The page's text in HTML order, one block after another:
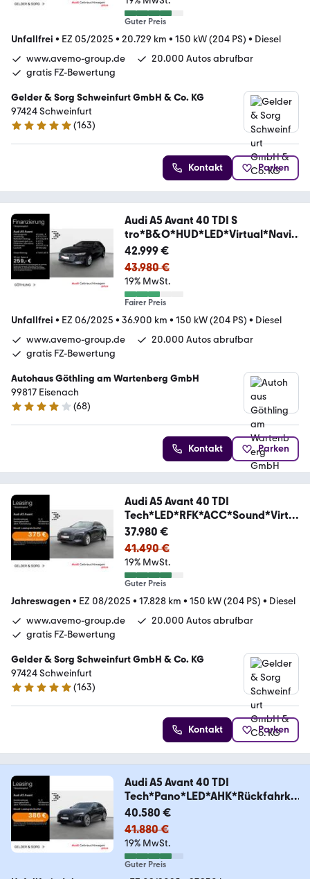
Guter Preis
Unfallfrei • EZ 05/2025 • 20.729 km • 150 kW (204 PS) • Diesel
www.avemo-group.de
20.000 Autos abrufbar
gratis FZ-Bewertung
Gelder & Sorg Schweinfurt GmbH & Co. KG
97424 Schweinfurt
4.8 Sterne
(163)
Kontakt Parken
Audi A5 Avant 40 TDI S
tro*B&O*HUD*LED*Virtual*Navi+
*
42.999 €
43.980 €
19% MwSt.
Fairer Preis
Unfallfrei • EZ 06/2025 • 36.900 km • 150 kW (204 PS) • Diesel
www.avemo-group.de
20.000 Autos abrufbar
gratis FZ-Bewertung
Autohaus Göthling am Wartenberg GmbH
99817 Eisenach
4.1 Sterne
(68)
Kontakt Parken
Audi A5 Avant 40 TDI
Tech*LED*RFK*ACC*Sound*Virtu
al
37.980 €
41.490 €
19% MwSt.
Guter Preis
Jahreswagen• EZ 08/2025 • 17.828 km • 150 kW (204 PS) • Diesel
www.avemo-group.de
20.000 Autos abrufbar
gratis FZ-Bewertung
Gelder & Sorg Schweinfurt GmbH & Co. KG
97424 Schweinfurt
4.8 Sterne
(163)
Kontakt Parken
Audi A5 Avant 40 TDI
Tech*Pano*LED*AHK*Rückfahrka
mera
40.580 €
41.880 €
19% MwSt.
Guter Preis